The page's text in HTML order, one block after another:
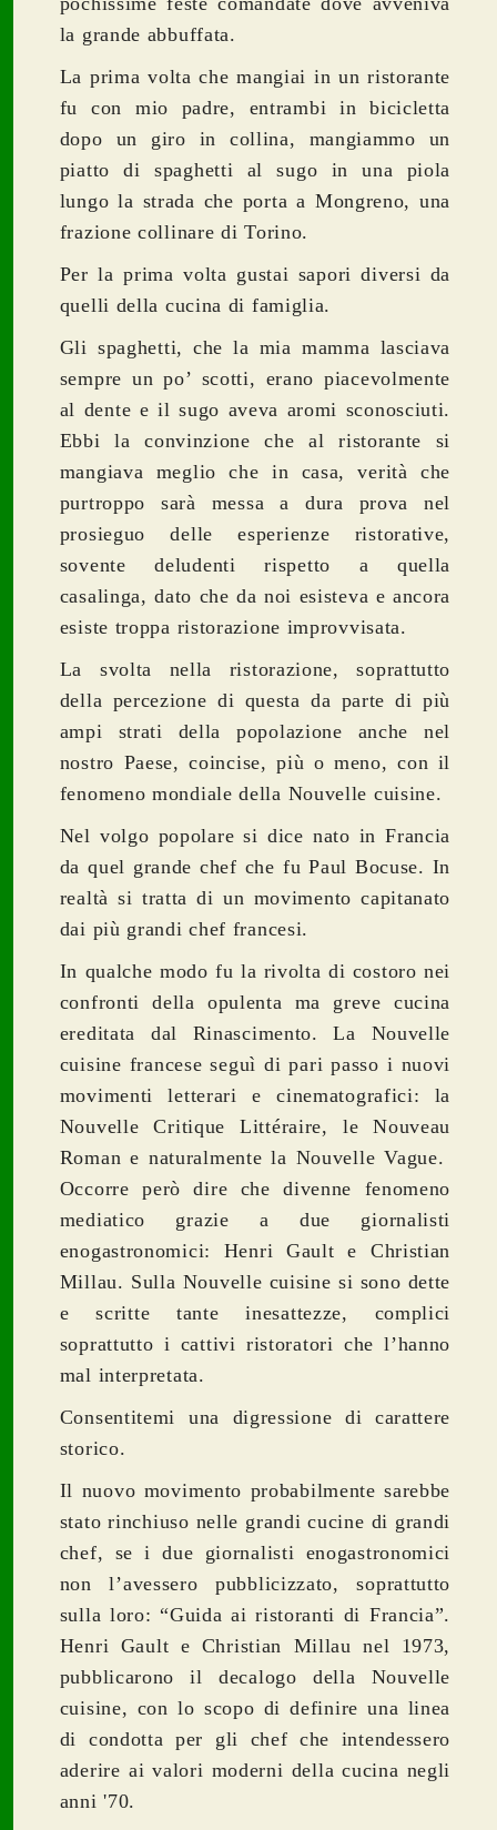
la grande abbuffata.
La prima volta che mangiai in un ristorante
fu con mio padre, entrambi in bicicletta
dopo un giro in collina, mangiammo un
piatto di spaghetti al sugo in una piola
lungo la strada che porta a Mongreno, una
frazione collinare di Torino.
Per la prima volta gustai sapori diversi da
quelli della cucina di famiglia.
Gli spaghetti, che la mia mamma lasciava
sempre un po’ scotti, erano piacevolmente
al dente e il sugo aveva aromi sconosciuti.
Ebbi la convinzione che al ristorante si
mangiava meglio che in casa, verità che
purtroppo sarà messa a dura prova nel
prosieguo delle esperienze ristorative,
sovente deludenti rispetto a quella
casalinga, dato che da noi esisteva e ancora
esiste troppa ristorazione improvvisata.
La svolta nella ristorazione, soprattutto
della percezione di questa da parte di più
ampi strati della popolazione anche nel
nostro Paese, coincise, più o meno, con il
fenomeno mondiale della Nouvelle cuisine.
Nel volgo popolare si dice nato in Francia
da quel grande chef che fu Paul Bocuse. In
realtà si tratta di un movimento capitanato
dai più grandi chef francesi.
In qualche modo fu la rivolta di costoro nei
confronti della opulenta ma greve cucina
ereditata dal Rinascimento. La Nouvelle
cuisine francese seguì di pari passo i nuovi
movimenti letterari e cinematografici: la
Nouvelle Critique Littéraire, le Nouveau
Roman e naturalmente la Nouvelle Vague.
Occorre però dire che divenne fenomeno
mediatico grazie a due giornalisti
enogastronomici: Henri Gault e Christian
Millau. Sulla Nouvelle cuisine si sono dette
e scritte tante inesattezze, complici
soprattutto i cattivi ristoratori che l’hanno
mal interpretata.
Consentitemi una digressione di carattere
storico.
Il nuovo movimento probabilmente sarebbe
stato rinchiuso nelle grandi cucine di grandi
chef, se i due giornalisti enogastronomici
non l’avessero pubblicizzato, soprattutto
sulla loro: “Guida ai ristoranti di Francia”.
Henri Gault e Christian Millau nel 1973,
pubblicarono il decalogo della Nouvelle
cuisine, con lo scopo di definire una linea
di condotta per gli chef che intendessero
aderire ai valori moderni della cucina negli
anni '70.